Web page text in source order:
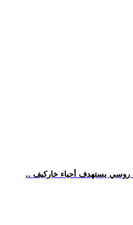
روسي يستهدف أحياء خاركيف